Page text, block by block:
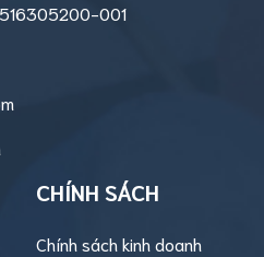
001
CHÍNH SÁCH
Chính sách kinh doanh